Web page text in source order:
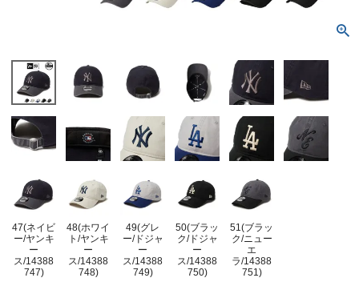
47(ネイビ
ー/ヤンキ
ー
ス/14388
747)
48(ホワイ
ト/ヤンキ
ー
ス/14388
748)
49(グレ
ー/ドジャ
ー
ス/14388
749)
50(ブラッ
ク/ドジャ
ー
ス/14388
750)
51(ブラッ
ク/ニュー
エ
ラ/14388
751)